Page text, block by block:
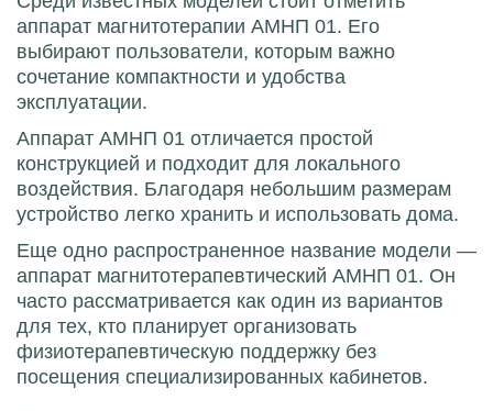
аппарат магнитотерапии АМНП 01. Его
выбирают пользователи, которым важно
сочетание компактности и удобства
эксплуатации.
Аппарат АМНП 01 отличается простой
конструкцией и подходит для локального
воздействия. Благодаря небольшим размерам
устройство легко хранить и использовать дома.
Еще одно распространенное название модели —
аппарат магнитотерапевтический АМНП 01. Он
часто рассматривается как один из вариантов
для тех, кто планирует организовать
физиотерапевтическую поддержку без
посещения специализированных кабинетов.